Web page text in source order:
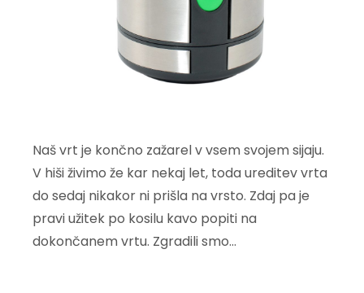
Naš vrt je končno zažarel v vsem svojem sijaju.
V hiši živimo že kar nekaj let, toda ureditev vrta
do sedaj nikakor ni prišla na vrsto. Zdaj pa je
pravi užitek po kosilu kavo popiti na
dokončanem vrtu. Zgradili smo…